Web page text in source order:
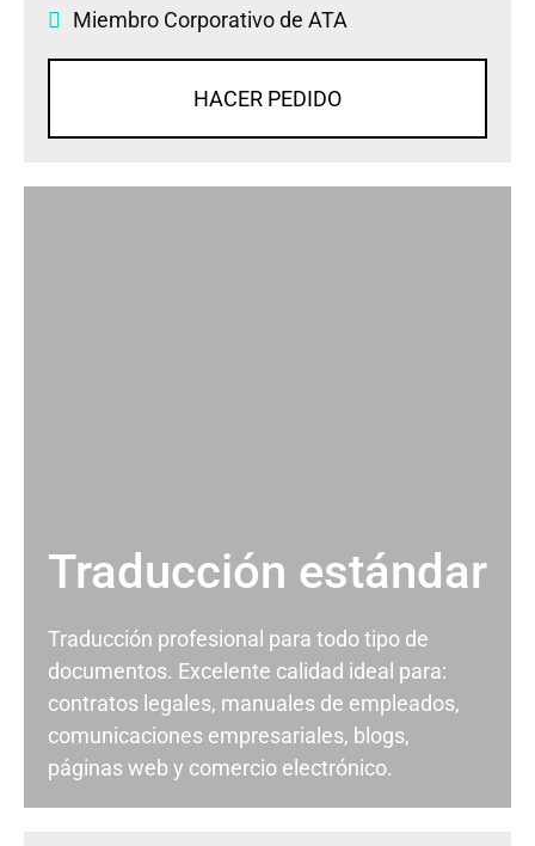
Miembro Corporativo de ATA
HACER PEDIDO
Traducción estándar
Traducción profesional para todo tipo de
documentos. Excelente calidad ideal para:
contratos legales, manuales de empleados,
comunicaciones empresariales, blogs,
páginas web y comercio electrónico.